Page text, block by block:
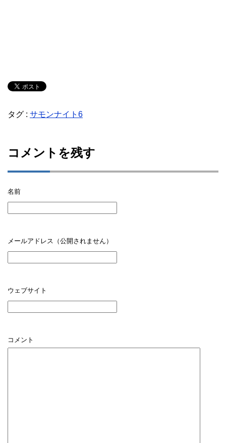
タグ : サモンナイト6
コメントを残す
名前
メールアドレス（公開されません）
ウェブサイト
コメント